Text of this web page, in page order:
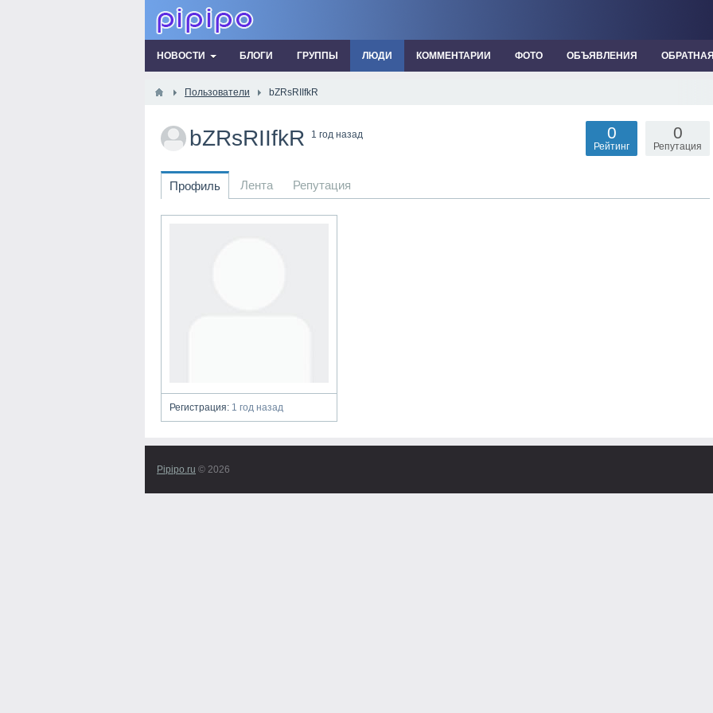
НОВОСТИ БЛОГИ ГРУППЫ ЛЮДИ КОММЕНТАРИИ ФОТО ОБЪЯВЛЕНИЯ
Пользователи bZRsRIIfkR
bZRsRIIfkR 1 год назад 0
Репутация
0
Рейтинг
Профиль Лента Репутация
Регистрация: 1 год назад
Pipipo.ru © 2026